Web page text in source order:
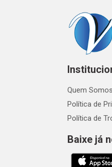
Quem Somos
Política de
Política de
Baixe já